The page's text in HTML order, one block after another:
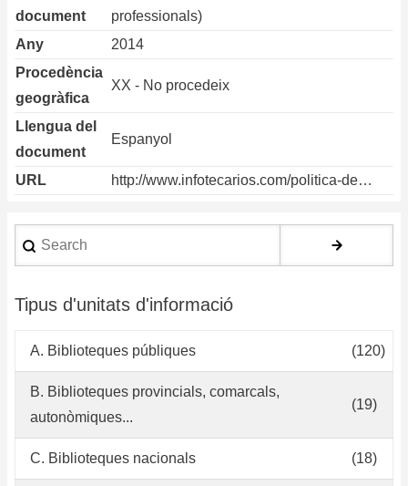
document
professionals)
Any
2014
Procedència
geogràfica
XX - No procedeix
Llengua del
document
Espanyol
URL http://www.infotecarios.com/politica-de…
Search
Tipus d'unitats d'informació
A. Biblioteques públiques (120)
B. Biblioteques provincials, comarcals,
autonòmiques...
(19)
C. Biblioteques nacionals (18)